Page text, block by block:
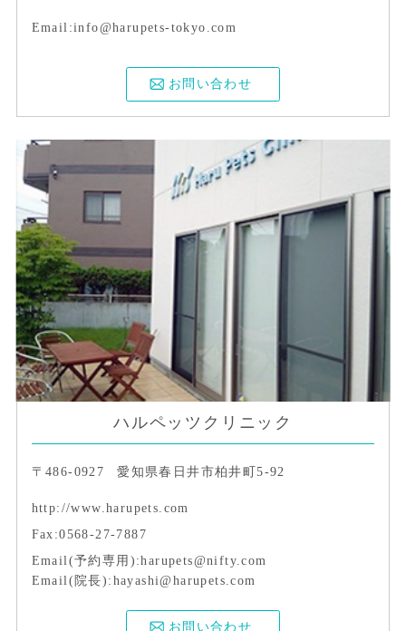
Email:info@harupets-tokyo.com
お問い合わせ
ハルペッツクリニック
〒486-0927 愛知県春日井市柏井町5-92
http://www.harupets.com
Fax:0568-27-7887
Email(予約専用):harupets@nifty.com
Email(院長):hayashi@harupets.com
お問い合わせ